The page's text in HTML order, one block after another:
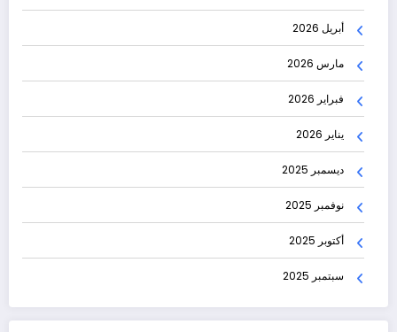
أبريل 2026
مارس 2026
فبراير 2026
يناير 2026
ديسمبر 2025
نوفمبر 2025
أكتوبر 2025
سبتمبر 2025